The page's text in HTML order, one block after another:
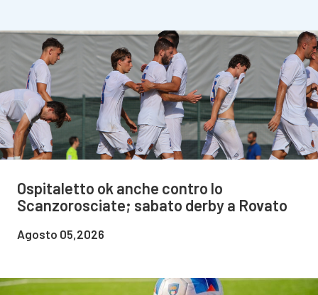
Ospitaletto ok anche contro lo
Scanzorosciate; sabato derby a Rovato
Agosto 05,2026